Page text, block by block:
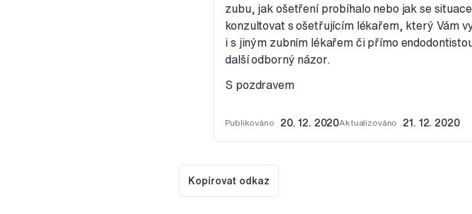
zubu, jak ošetření probíhalo nebo jak se
konzultovat s ošetřujícím lékařem, který Vám
i s jiným zubním lékařem či přímo
další odborný názor.
S pozdravem
Publikováno 20. 12. 2020Aktualizováno 21. 12. 2020
Kopírovat odkaz